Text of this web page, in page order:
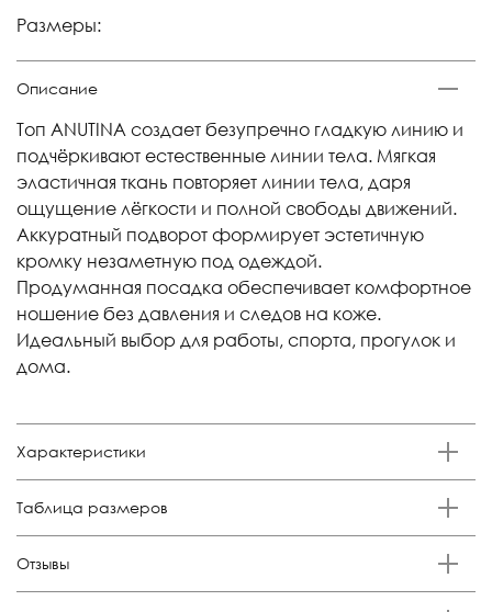
Размеры:
Описание
Топ ANUTINA создает безупречно гладкую линию и
подчёркивают естественные линии тела. Мягкая
эластичная ткань повторяет линии тела, даря
ощущение лёгкости и полной свободы движений.
Аккуратный подворот формирует эстетичную
кромку незаметную под одеждой.
Продуманная посадка обеспечивает комфортное
ношение без давления и следов на коже.
Идеальный выбор для работы, спорта, прогулок и
дома.
Характеристики
Anutina
85% п/а, 15% эластан
Таблица размеров
XS 38-40 84-88
Отзывы